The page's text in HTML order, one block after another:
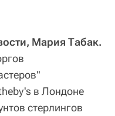
Мария Табак.
в Лондоне
стерлингов